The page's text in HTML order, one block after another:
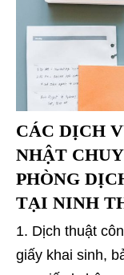
CÁC DỊCH
NHẬT
PHÒNG
TẠI NINH
Dịch thuật
giấy khai sinh,